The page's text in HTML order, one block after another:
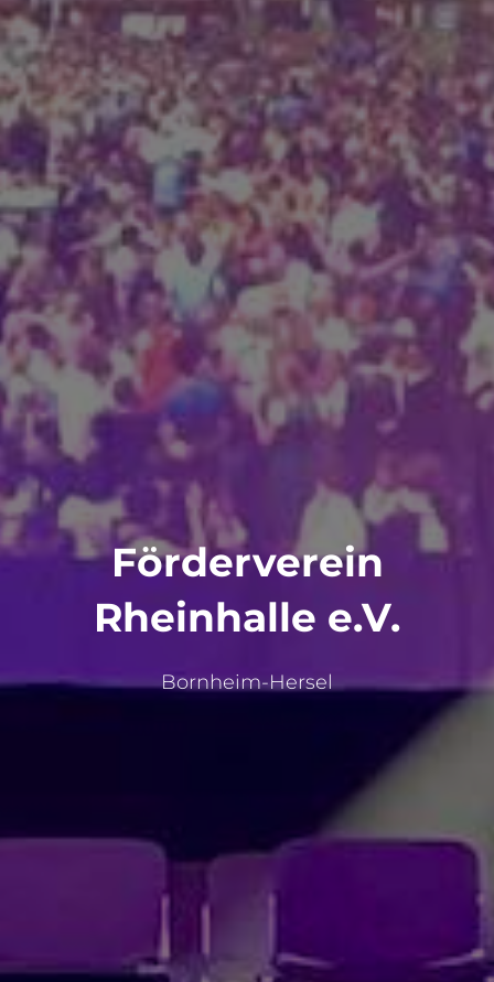
Förderverein
Rheinhalle e.V.
Bornheim-Hersel